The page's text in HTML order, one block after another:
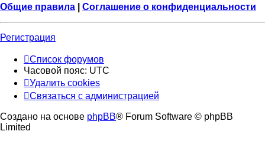
Общие правила
Соглашение о конфиденциальности
Регистрация
Список форумов
Часовой пояс: UTC
Удалить cookies
Связаться с администрацией
Создано на основе phpBB® Forum Software © phpBB
Limited